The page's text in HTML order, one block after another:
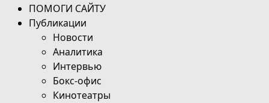
ПОМОГИ САЙТУ
Публикации
Новости
Аналитика
Интервью
Бокс-офис
Кинотеатры